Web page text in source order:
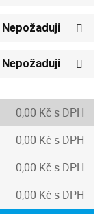
Nepožaduji
Nepožaduji
0,00 Kč s DPH
0,00 Kč s DPH
0,00 Kč s DPH
0,00 Kč s DPH